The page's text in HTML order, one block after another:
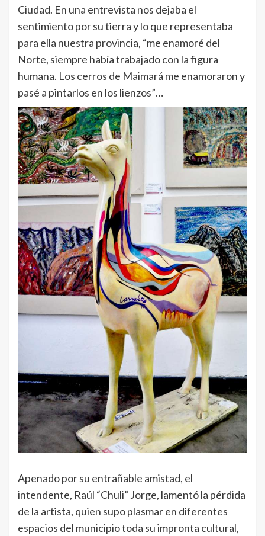
Ciudad. En una entrevista nos dejaba el
sentimiento por su tierra y lo que representaba
para ella nuestra provincia, “me enamoré del
Norte, siempre había trabajado con la figura
humana. Los cerros de Maimará me enamoraron y
pasé a pintarlos en los lienzos”…
Apenado por su entrañable amistad, el
intendente, Raúl “Chuli” Jorge, lamentó la pérdida
de la artista, quien supo plasmar en diferentes
espacios del municipio toda su impronta cultural,